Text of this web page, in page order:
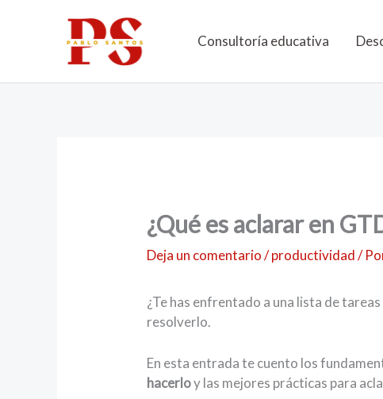
Consultoría educativa
¿Qué es aclarar en
Deja un comentario /productividad/
¿Te has enfrentado a una lista de
resolverlo.
En esta entrada te cuento los
hacerloy las mejores prácticas para